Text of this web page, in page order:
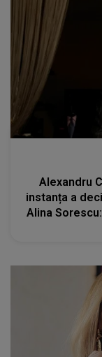
Alexandru
instanța a
Alina